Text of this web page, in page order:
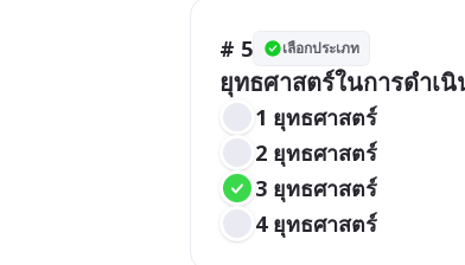
# 5 เลือกประเภท
ยุทธศาสตร์ในการดำเนิ
1 ยุทธศาสตร์
2 ยุทธศาสตร์
3 ยุทธศาสตร์
4 ยุทธศาสตร์